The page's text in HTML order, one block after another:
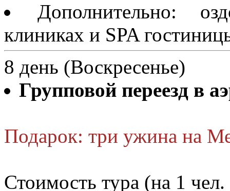
Дополнительно:
клиниках и SPA
8 день (Воскресенье)
Групповой переезд в
Подарок: три ужина на
Стоимость тура (на 1 чел.